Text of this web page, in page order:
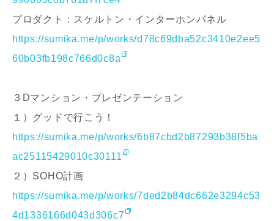
プロダクト：スケルトン・インターホンパネル
https://sumika.me/p/works/d78c69dba52c3410e2ee5
60b03fb198c766d0c8a
３Dマンション・プレゼンテーション
１）グッドで行こう！
https://sumika.me/p/works/6b87cbd2b87293b38f5ba
ac25115429010c30111
２）SOHO計画
https://sumika.me/p/works/7ded2b84dc662e3294c53
4d1336166d043d306c7